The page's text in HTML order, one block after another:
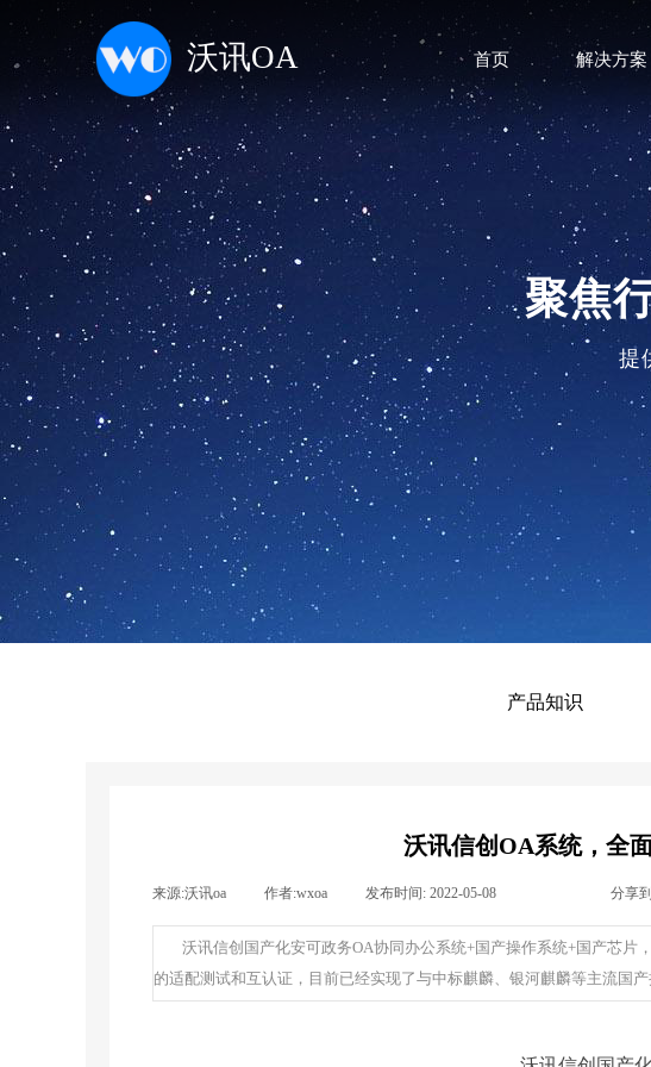
聚焦
首页 解决方案
沃讯OA
提
产品知识
沃讯信创OA系统，全
来源:沃讯oa 作者:wxoa 发布时间: 2022-05-08 分享
沃讯信创国产化安可政务OA协同办公系统+国产操作系统+国产芯
的适配测试和互认证，目前已经实现了与中标麒麟、银河麒麟等主流国